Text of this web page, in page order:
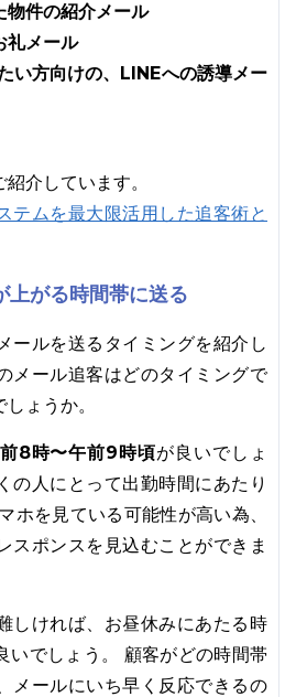
件の紹介メール
礼メール
い方向けの、LINEへの誘導メー
介しています。
テムを最大限活用した追客術と
がる時間帯に送る
ールを送るタイミングを紹介し
メール追客はどのタイミングで
ょうか。
8時〜午前9時頃が良いでしょ
の人にとって出勤時間にあたり
ホを見ている可能性が高い為、
スポンスを見込むことができま
しければ、お昼休みにあたる時
いでしょう。 顧客がどの時間帯
メールにいち早く反応できるの